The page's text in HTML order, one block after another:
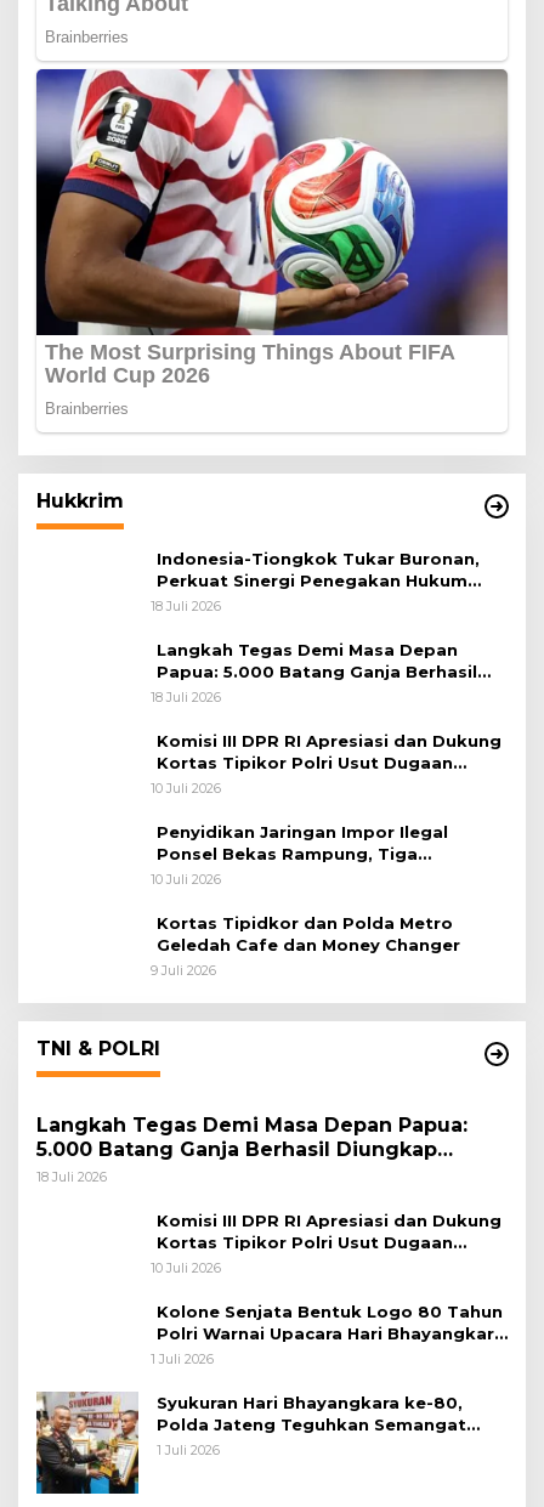
Hukkrim
Indonesia-Tiongkok Tukar Buronan,
Perkuat Sinergi Penegakan Hukum
Lintas Negara
18 Juli 2026
Langkah Tegas Demi Masa Depan
Papua: 5.000 Batang Ganja Berhasil
Diungkap Koops TNI Habema
18 Juli 2026
Komisi III DPR RI Apresiasi dan Dukung
Kortas Tipikor Polri Usut Dugaan
Korupsi Batu Bara
10 Juli 2026
Penyidikan Jaringan Impor Ilegal
Ponsel Bekas Rampung, Tiga
Tersangka Sudah P-21 dan Satu Buron
10 Juli 2026
Kortas Tipidkor dan Polda Metro
Geledah Cafe dan Money Changer
9 Juli 2026
TNI & POLRI
Langkah Tegas Demi Masa Depan Papua:
5.000 Batang Ganja Berhasil Diungkap
Koops TNI Habema
18 Juli 2026
Komisi III DPR RI Apresiasi dan Dukung
Kortas Tipikor Polri Usut Dugaan
Korupsi Batu Bara
10 Juli 2026
Kolone Senjata Bentuk Logo 80 Tahun
Polri Warnai Upacara Hari Bhayangkara
ke-80
1 Juli 2026
Syukuran Hari Bhayangkara ke-80,
Polda Jateng Teguhkan Semangat
Pengabdian dan Pererat Kebersamaan
1 Juli 2026